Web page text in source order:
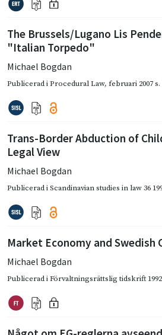
The Brussels/Lugano Lis
"Italian Torpedo"
Michael Bogdan
Publicerad iProcedural Law, februari 2007s.
Trans-Border Abduction of
Legal View
Michael Bogdan
Publicerad iScandinavian studies in law 36
Market Economy and
Michael Bogdan
Publicerad iFörvaltningsrättslig tidskrift 1992